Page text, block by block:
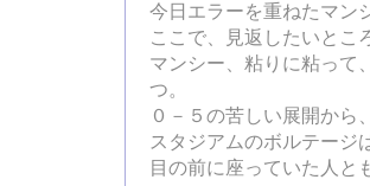
今日エラーを重ねたマン
ここで、見返したいとこ
マンシー、粘りに粘って
つ。
０－５の苦しい展開から
スタジアムのボルテージ
目の前に座っていた人と